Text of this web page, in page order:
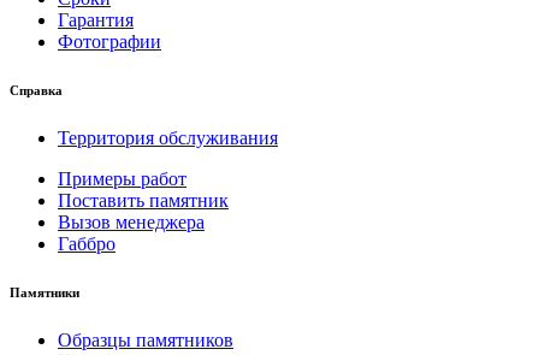
Гарантия
Фотографии
Справка
Территория обслуживания
Примеры работ
Поставить памятник
Вызов менеджера
Габбро
Памятники
Образцы памятников